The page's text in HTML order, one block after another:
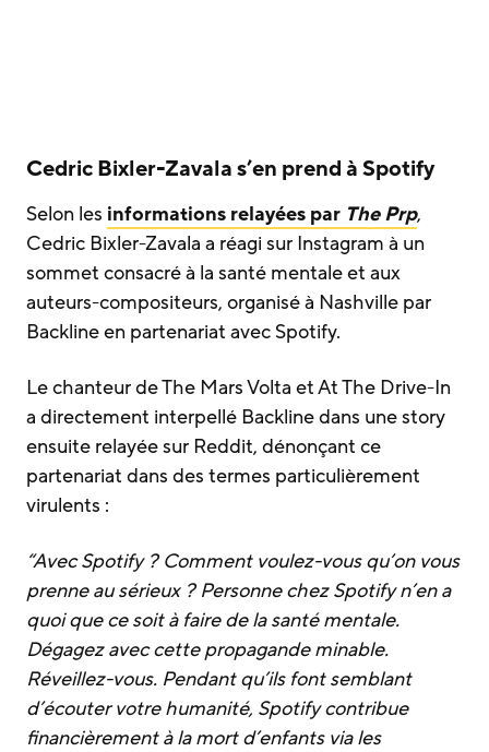
Cedric Bixler-Zavala s’en prend à Spotify
Selon les informations relayées par The Prp,
Cedric Bixler-Zavala a réagi sur Instagram à un
sommet consacré à la santé mentale et aux
auteurs-compositeurs, organisé à Nashville par
Backline en partenariat avec Spotify.
Le chanteur de The Mars Volta et At The Drive-In
a directement interpellé Backline dans une story
ensuite relayée sur Reddit, dénonçant ce
partenariat dans des termes particulièrement
virulents :
“Avec Spotify ? Comment voulez-vous qu’on vous
prenne au sérieux ? Personne chez Spotify n’en a
quoi que ce soit à faire de la santé mentale.
Dégagez avec cette propagande minable.
Réveillez-vous. Pendant qu’ils font semblant
d’écouter votre humanité, Spotify contribue
financièrement à la mort d’enfants via les